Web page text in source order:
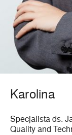
Karolina
Specjalista ds.
Quality and